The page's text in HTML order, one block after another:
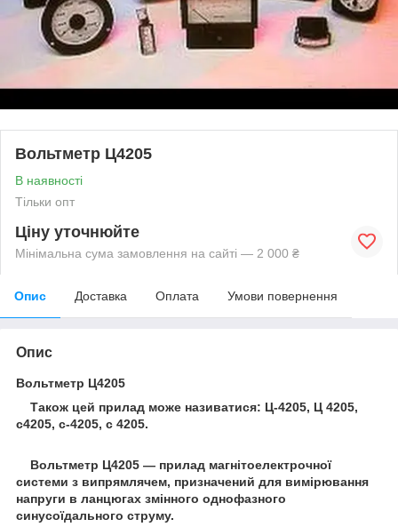
Вольтметр Ц4205
В наявності
Тільки опт
Ціну уточнюйте
Мінімальна сума замовлення на сайті — 2 000 ₴
Опис Доставка Оплата Умови повернення
Опис
Вольтметр Ц4205
Також цей прилад може називатися: Ц-4205, Ц 4205,
c4205, c-4205, c 4205.
Вольтметр Ц4205 — прилад магнітоелектрочної
системи з випрямлячем, призначений для вимірювання
напруги в ланцюгах змінного однофазного
синусоїдального струму.